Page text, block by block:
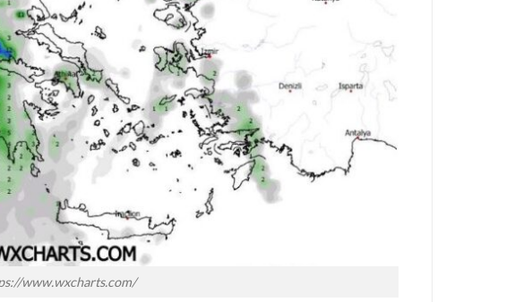
www.wxcharts.com/